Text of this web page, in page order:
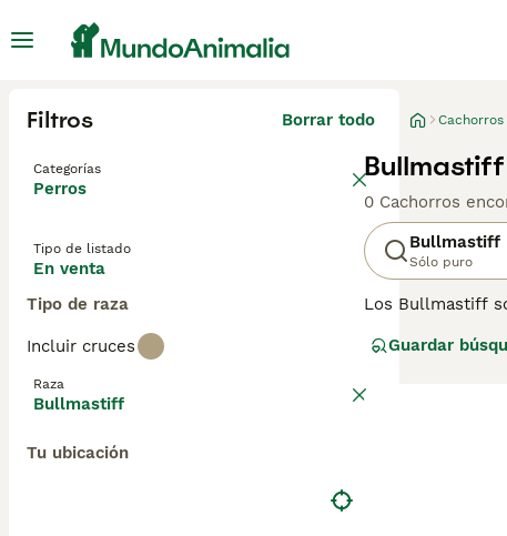
Filtros Borrar todo
Categorías
Perros
Tipo de listado
En venta
Tipo de raza
Incluir cruces
Raza
Bullmastiff
Tu ubicación
Cachorros
0 Cachorros
Bullmastiff
Sólo puro
Los Bullmastiff
solo aquí en
convierten en
Guardar